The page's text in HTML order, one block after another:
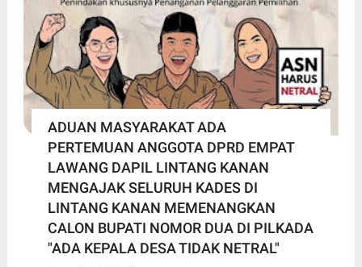
ADUAN MASYARAKAT ADA
PERTEMUAN ANGGOTA DPRD EMPAT
LAWANG DAPIL LINTANG KANAN
MENGAJAK SELURUH KADES DI
LINTANG KANAN MEMENANGKAN
CALON BUPATI NOMOR DUA DI PILKADA
"ADA KEPALA DESA TIDAK NETRAL"